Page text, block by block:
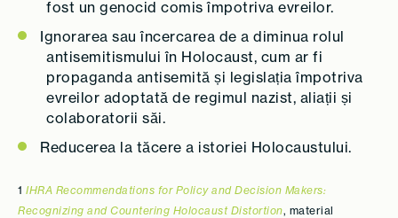
fost un genocid comis împotriva evreilor.
Ignorarea sau încercarea de a diminua rolul
antisemitismului în Holocaust, cum ar fi
propaganda antisemită și legislația împotriva
evreilor adoptată de regimul nazist, aliații și
colaboratorii săi.
Reducerea la tăcere a istoriei Holocaustului.
1 IHRA Recommendations for Policy and Decision Makers:
Recognizing and Countering Holocaust Distortion, material